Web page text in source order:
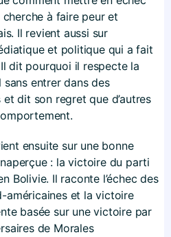
à faire peur et
Il revient aussi sur
et politique qui a fait
dit pourquoi il respecte la
entrer dans des
dit son regret que d’autres
ensuite sur une bonne
: la victoire du parti
Bolivie. Il raconte l’échec des
américaines et la victoire
basée sur une victoire par
de Morales